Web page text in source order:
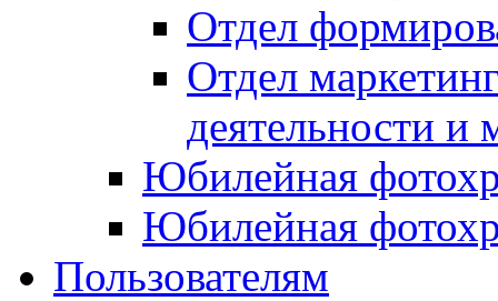
Отдел
Отдел
деятельности и
Юбилейная
Юбилейная
Пользователям